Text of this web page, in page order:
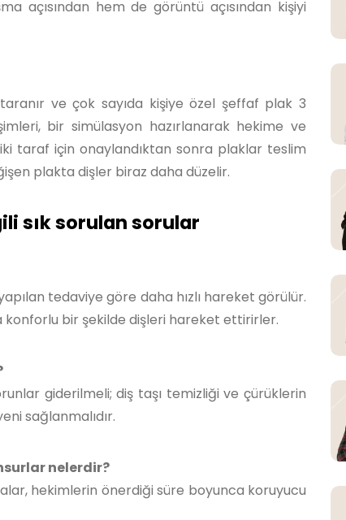
açısından hem de görüntü açısından kişiyi
ve çok sayıda kişiye özel şeffaf plak 3
bir simülasyon hazırlanarak hekime ve
taraf için onaylandıktan sonra plaklar teslim
plakta dişler biraz daha düzelir.
sık sorulan sorular
tedaviye göre daha hızlı hareket görülür.
bir şekilde dişleri hareket ettirirler.
giderilmeli; diş taşı temizliği ve çürüklerin
sağlanmalıdır.
nelerdir?
hekimlerin önerdiği süre boyunca koruyucu